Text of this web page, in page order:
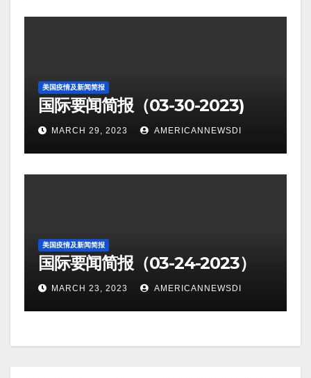
美国疫情及新闻简报
国际要闻简报（03-30-2023)
MARCH 29, 2023 AMERICANNEWSDI
美国疫情及新闻简报
国际要闻简报（03-24-2023）
MARCH 23, 2023 AMERICANNEWSDI